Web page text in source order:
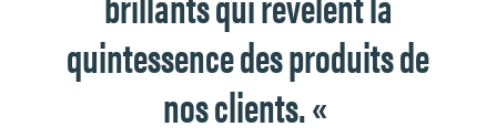
quintessence des produits de
nos clients. «